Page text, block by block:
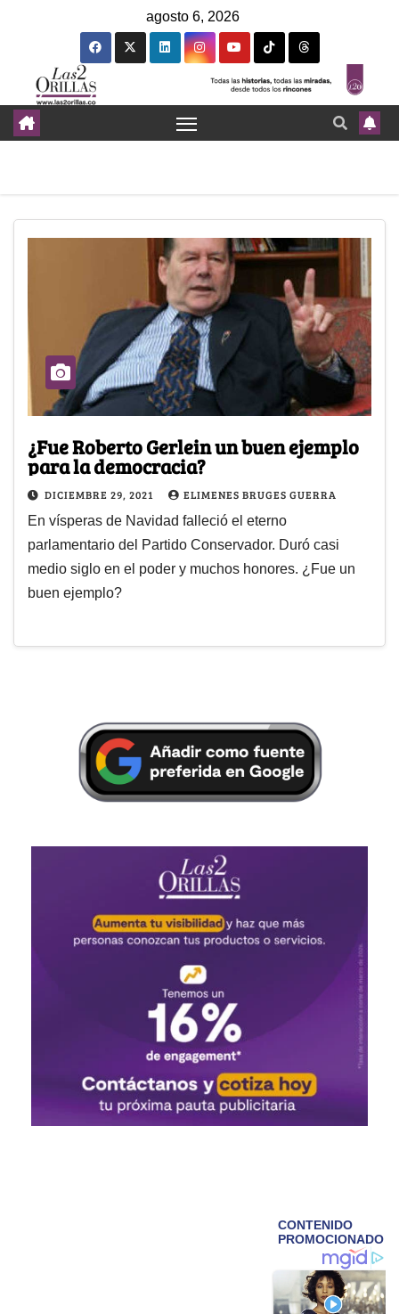
agosto 6, 2026
¿Fue Roberto Gerlein un buen ejemplo
para la democracia?
DICIEMBRE 29, 2021 ELIMENES BRUGES GUERRA
En vísperas de Navidad falleció el eterno
parlamentario del Partido Conservador. Duró casi
medio siglo en el poder y muchos honores. ¿Fue un
buen ejemplo?